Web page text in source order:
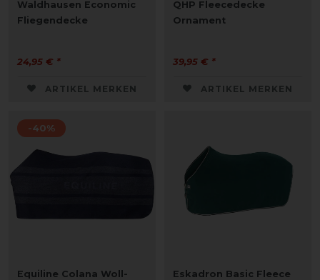
Waldhausen Economic
Fliegendecke
24,95 € *
ARTIKEL MERKEN
QHP Fleecedecke
Ornament
39,95 € *
ARTIKEL MERKEN
-40%
Equiline Colana Woll-
Eskadron Basic Fleece